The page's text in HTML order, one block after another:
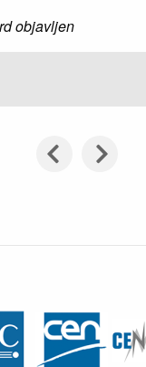
objavljen